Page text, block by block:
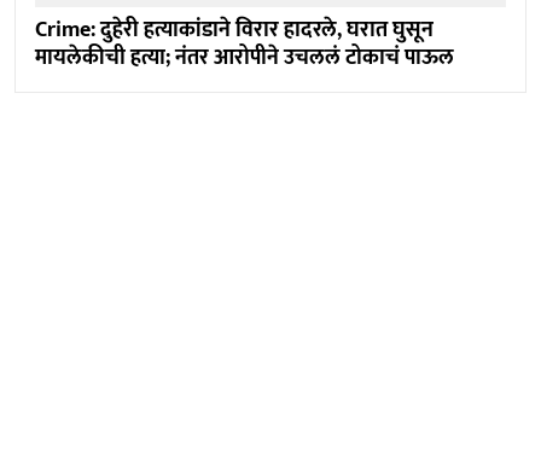
Crime: दुहेरी हत्याकांडाने विरार हादरले, घरात घुसून
मायलेकीची हत्या; नंतर आरोपीने उचललं टोकाचं पाऊल